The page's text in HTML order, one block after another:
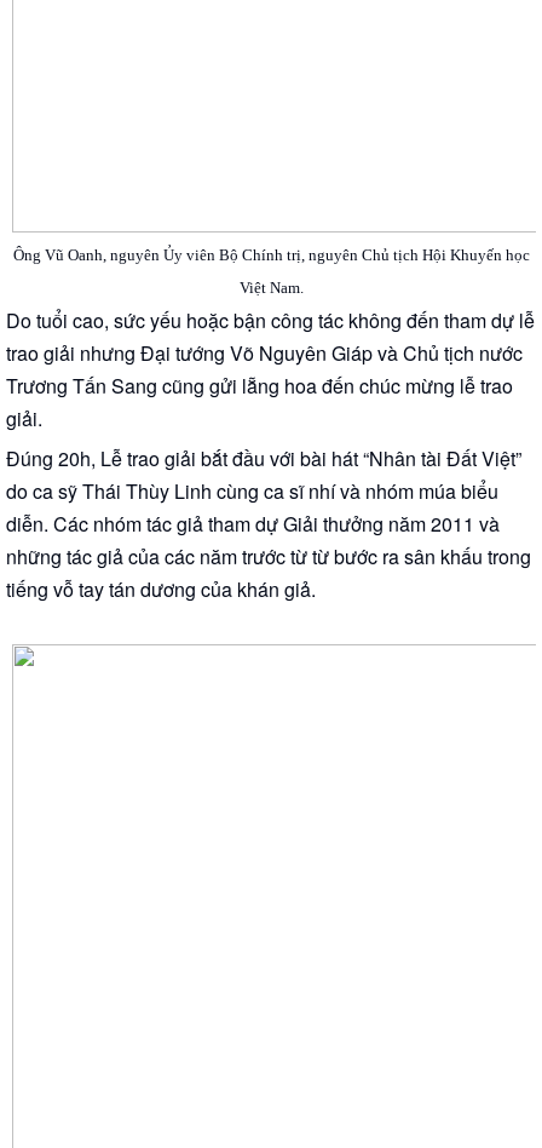
Ông Vũ Oanh, nguyên Ủy viên Bộ Chính trị, nguyên Chủ tịch Hội Khuyến học
Việt Nam.
Do tuổi cao, sức yếu hoặc bận công tác không đến tham dự lễ
trao giải nhưng Đại tướng Võ Nguyên Giáp và Chủ tịch nước
Trương Tấn Sang cũng gửi lẵng hoa đến chúc mừng lễ trao
giải.
Đúng 20h, Lễ trao giải bắt đầu với bài hát “Nhân tài Đất Việt”
do ca sỹ Thái Thùy Linh cùng ca sĩ nhí và nhóm múa biểu
diễn. Các nhóm tác giả tham dự Giải thưởng năm 2011 và
những tác giả của các năm trước từ từ bước ra sân khấu trong
tiếng vỗ tay tán dương của khán giả.